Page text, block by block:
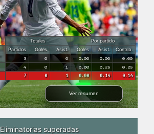
Totales
Por partido
Partidos Goles Asist. Goles Asist.
Contrib.
3 0 0 0.00 0.00 0.00
4 0 1 0.00 0.25 0.25
7 0 1 0.00 0.14 0.14
Ver resumen
Eliminatorias superadas